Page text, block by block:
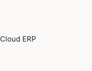
Cloud ERP